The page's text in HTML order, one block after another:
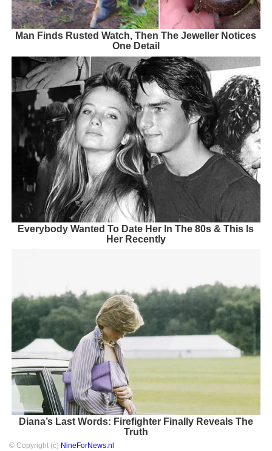
Man Finds Rusted Watch, Then The Jeweller Notices
One Detail
Everybody Wanted To Date Her In The 80s & This Is
Her Recently
Diana’s Last Words: Firefighter Finally Reveals The
Truth
© Copyright (c) NineForNews.nl